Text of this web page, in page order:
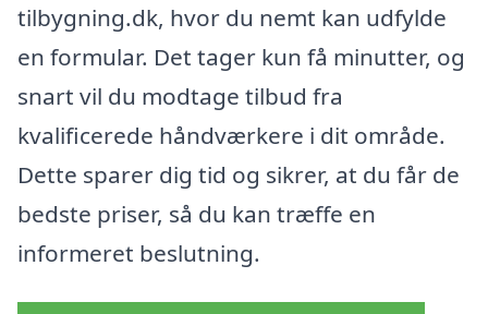
tilbygning.dk, hvor du nemt kan udfylde
en formular. Det tager kun få minutter, og
snart vil du modtage tilbud fra
kvalificerede håndværkere i dit område.
Dette sparer dig tid og sikrer, at du får de
bedste priser, så du kan træffe en
informeret beslutning.